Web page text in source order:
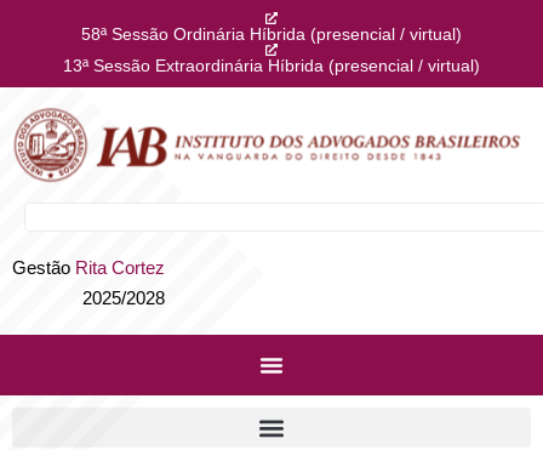
58ª Sessão Ordinária Híbrida (presencial / virtual)
13ª Sessão Extraordinária Híbrida (presencial / virtual)
Gestão Rita Cortez
2025/2028